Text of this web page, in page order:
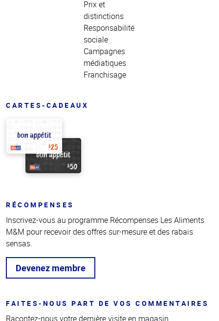
Prix et
distinctions
Responsabilité
sociale
Campagnes
médiatiques
Franchisage
CARTES-CADEAUX
RÉCOMPENSES
Inscrivez-vous au programme Récompenses Les Aliments
M&M pour recevoir des offres sur-mesure et des rabais
sensas.
Devenez membre
FAITES-NOUS PART DE VOS COMMENTAIRES
Racontez-nous votre dernière visite en magasin.